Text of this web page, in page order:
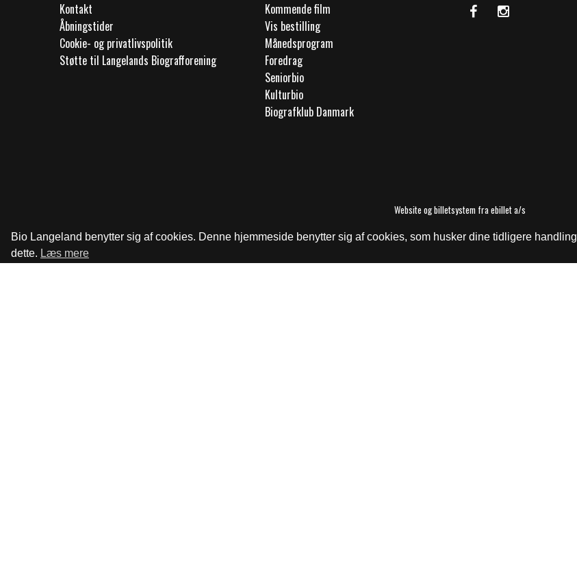
Bio Langeland benytter sig af cookies. Denne hjemmeside benytter sig af cookies, som husker dine tidligere
dette. Læs mere
Kontakt
Åbningstider
Cookie- og privatlivspolitik
Støtte til Langelands Biografforening
Kommende film
Vis bestilling
Månedsprogram
Foredrag
Seniorbio
Kulturbio
Biografklub Danmark
Website og billetsystem fra ebillet a/s